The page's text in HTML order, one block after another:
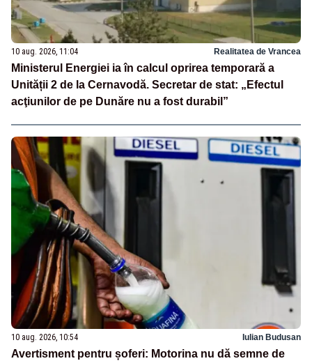
10 aug. 2026, 11:04 Realitatea de Vrancea
Ministerul Energiei ia în calcul oprirea temporară a
Unității 2 de la Cernavodă. Secretar de stat: „Efectul
acţiunilor de pe Dunăre nu a fost durabil”
10 aug. 2026, 10:54 Iulian Budusan
Avertisment pentru șoferi: Motorina nu dă semne de